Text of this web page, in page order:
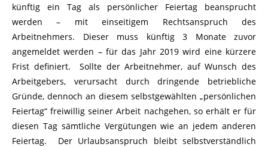
künftig ein Tag als persönlicher Feiertag beansprucht
werden – mit einseitigem Rechtsanspruch des
Arbeitnehmers. Dieser muss künftig 3 Monate zuvor
angemeldet werden – für das Jahr 2019 wird eine kürzere
Frist definiert. Sollte der Arbeitnehmer, auf Wunsch des
Arbeitgebers, verursacht durch dringende betriebliche
Gründe, dennoch an diesem selbstgewählten „persönlichen
Feiertag“ freiwillig seiner Arbeit nachgehen, so erhält er für
diesen Tag sämtliche Vergütungen wie an jedem anderen
Feiertag. Der Urlaubsanspruch bleibt selbstverständlich